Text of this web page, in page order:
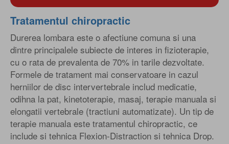
Tratamentul chiropractic
Durerea lombara este o afectiune comuna si una
dintre principalele subiecte de interes in fizioterapie,
cu o rata de prevalenta de 70% in tarile dezvoltate.
Formele de tratament mai conservatoare in cazul
herniilor de disc intervertebrale includ medicatie,
odihna la pat, kinetoterapie, masaj, terapie manuala si
elongatii vertebrale (tractiuni automatizate). Un tip de
terapie manuala este tratamentul chiropractic, ce
include si tehnica Flexion-Distraction si tehnica Drop.